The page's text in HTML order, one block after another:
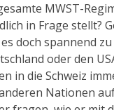
MWST-
in Frage stellt?
doch spannend
oder den
in die Schweiz
Nationen